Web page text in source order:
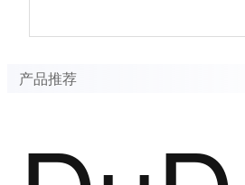
产品推荐